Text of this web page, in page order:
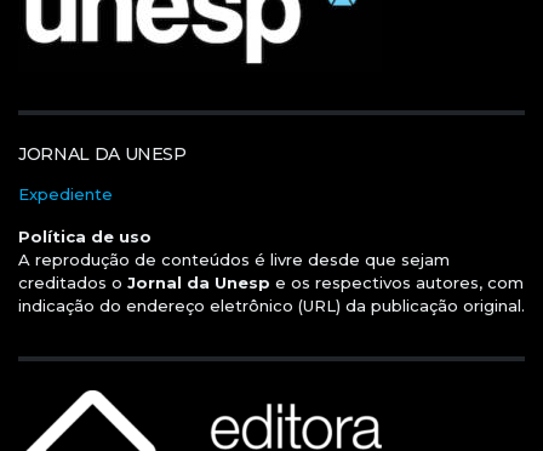
JORNAL DA UNESP
Expediente
Política de uso
A reprodução de conteúdos é livre desde que sejam
creditados o Jornal da Unesp e os respectivos autores, com
indicação do endereço eletrônico (URL) da publicação original.